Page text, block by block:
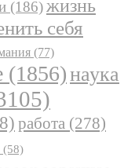
(186)жизнь
себя
(77)
(1856)наука
работа (278)
(58)